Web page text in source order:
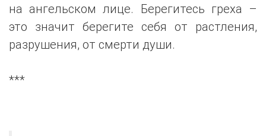
на ангельском лице. Берегитесь греха –
это значит берегите себя от растления,
разрушения, от смерти души.
***